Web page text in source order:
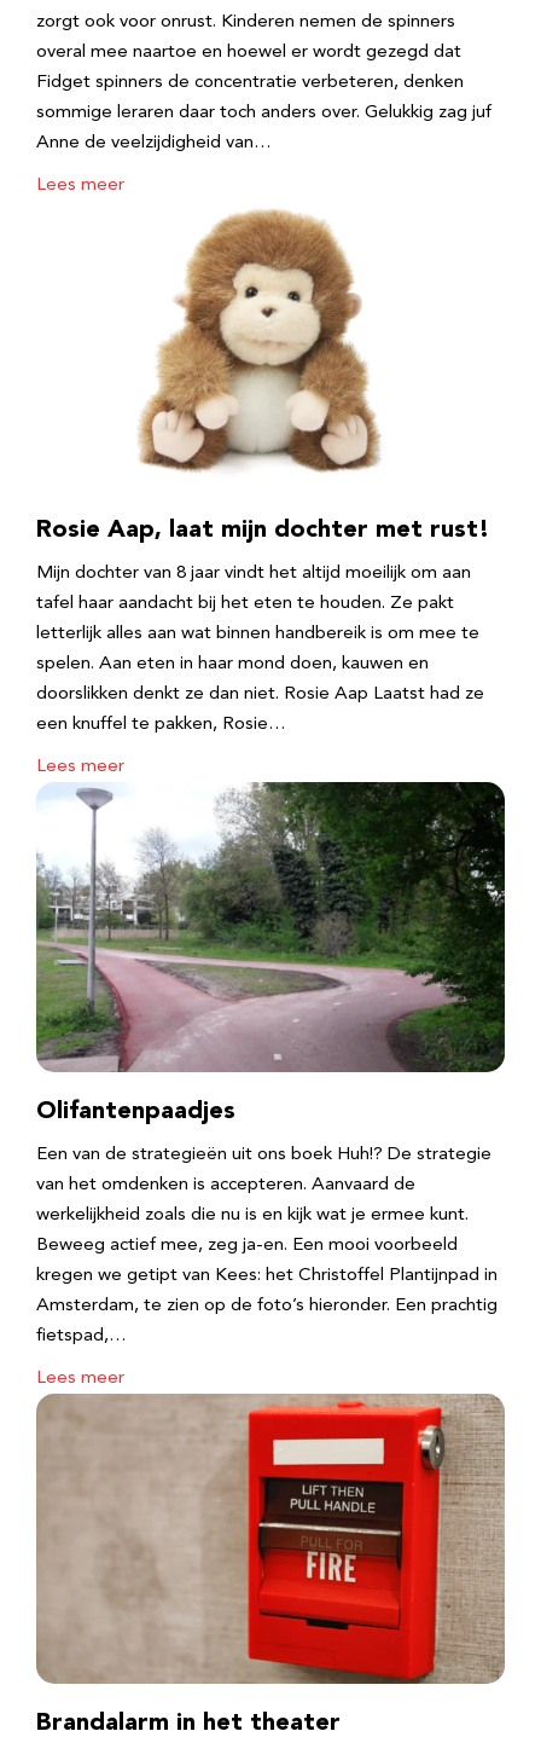
zorgt ook voor onrust. Kinderen nemen de spinners
overal mee naartoe en hoewel er wordt gezegd dat
Fidget spinners de concentratie verbeteren, denken
sommige leraren daar toch anders over. Gelukkig zag juf
Anne de veelzijdigheid van…
Lees meer
Rosie Aap, laat mijn dochter met rust!
Mijn dochter van 8 jaar vindt het altijd moeilijk om aan
tafel haar aandacht bij het eten te houden. Ze pakt
letterlijk alles aan wat binnen handbereik is om mee te
spelen. Aan eten in haar mond doen, kauwen en
doorslikken denkt ze dan niet. Rosie Aap Laatst had ze
een knuffel te pakken, Rosie…
Lees meer
Olifantenpaadjes
Een van de strategieën uit ons boek Huh!? De strategie
van het omdenken is accepteren. Aanvaard de
werkelijkheid zoals die nu is en kijk wat je ermee kunt.
Beweeg actief mee, zeg ja-en. Een mooi voorbeeld
kregen we getipt van Kees: het Christoffel Plantijnpad in
Amsterdam, te zien op de foto’s hieronder. Een prachtig
fietspad,…
Lees meer
Brandalarm in het theater